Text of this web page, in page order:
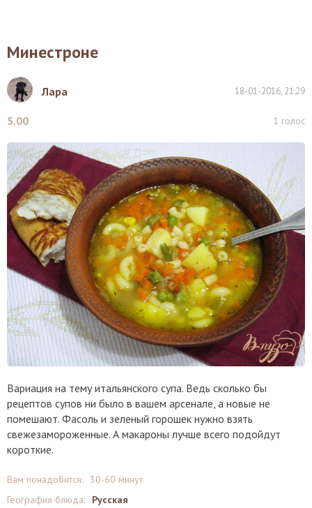
Минестроне
Лара 18-01-2016, 21:29
5.00 1 голос
Вариация на тему итальянского супа. Ведь сколько бы
рецептов супов ни было в вашем арсенале, а новые не
помешают. Фасоль и зеленый горошек нужно взять
свежезамороженные. А макароны лучше всего подойдут
короткие.
Вам понадобится:
30-60 минут
География блюда:
Русская